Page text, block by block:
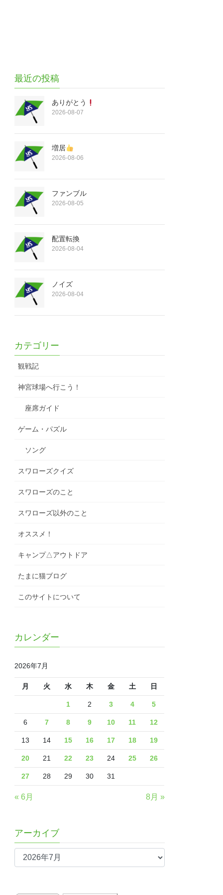
最近の投稿
ありがとう
2026-08-07
増居
2026-08-06
ファンブル
2026-08-05
配置転換
2026-08-04
ノイズ
2026-08-04
カテゴリー
観戦記
神宮球場へ行こう！
座席ガイド
ゲーム・パズル
ソング
スワローズクイズ
スワローズのこと
スワローズ以外のこと
オススメ！
キャンプ△アウトドア
たまに猫ブログ
このサイトについて
カレンダー
2026年7月
月 火 水 木 金 土 日
1 2 3 4 5
6 7 8 9 10 11 12
13 14 15 16 17 18 19
20 21 22 23 24 25 26
27 28 29 30 31
« 6月 8月 »
アーカイブ
ア